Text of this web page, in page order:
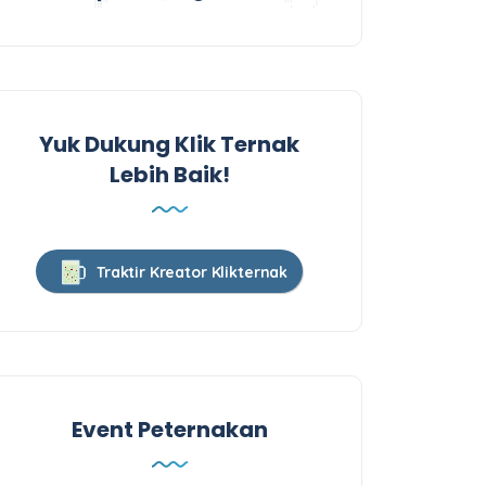
Yuk Dukung Klik Ternak
Lebih Baik!
Traktir Kreator Klikternak
Event Peternakan